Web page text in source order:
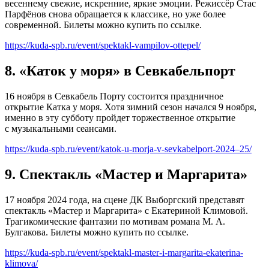
весеннему свежие, искренние, яркие эмоции. Режиссёр Стас
Парфёнов снова обращается к классике, но уже более
современной. Билеты можно купить по ссылке.
https://kuda-spb.ru/event/spektakl-vampilov-ottepel/
8. «Каток у моря» в Севкабельпорт
16 ноября в Севкабель Порту состоится праздничное
открытие Катка у моря. Хотя зимний сезон начался 9 ноября,
именно в эту субботу пройдет торжественное открытие
с музыкальными сеансами.
https://kuda-spb.ru/event/katok-u-morja-v-sevkabelport-2024–25/
9. Спектакль «Мастер и Маргарита»
17 ноября 2024 года, на сцене ДК Выборгский представят
спектакль «Мастер и Маргарита» с Екатериной Климовой.
Трагикомические фантазии по мотивам романа М. А.
Булгакова. Билеты можно купить по ссылке.
https://kuda-spb.ru/event/spektakl-master-i-margarita-ekaterina-
klimova/